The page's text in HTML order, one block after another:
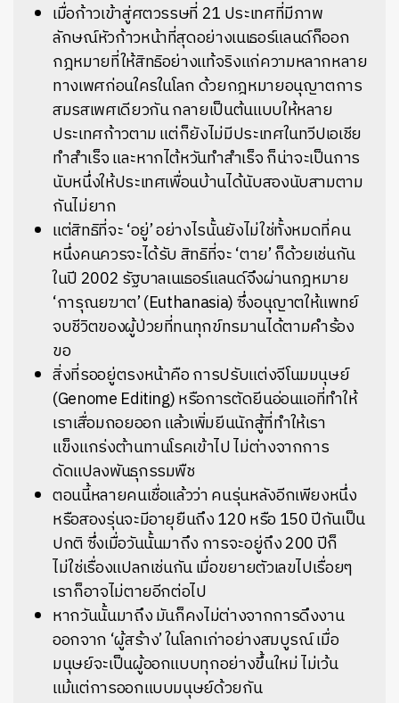
เมื่อก้าวเข้าสู่ศตวรรษที่ 21 ประเทศที่มีภาพ
ลักษณ์หัวก้าวหน้าที่สุดอย่างเนเธอร์แลนด์ก็ออก
กฎหมายที่ให้สิทธิอย่างแท้จริงแก่ความหลากหลาย
ทางเพศก่อนใครในโลก ด้วยกฎหมายอนุญาตการ
สมรสเพศเดียวกัน กลายเป็นต้นแบบให้หลาย
ประเทศก้าวตาม แต่ก็ยังไม่มีประเทศในทวีปเอเชีย
ทำสำเร็จ และหากไต้หวันทำสำเร็จ ก็น่าจะเป็นการ
นับหนึ่งให้ประเทศเพื่อนบ้านได้นับสองนับสามตาม
กันไม่ยาก
แต่สิทธิที่จะ ‘อยู่’ อย่างไรนั้นยังไม่ใช่ทั้งหมดที่คน
หนึ่งคนควรจะได้รับ สิทธิที่จะ ‘ตาย’ ก็ด้วยเช่นกัน
ในปี 2002 รัฐบาลเนเธอร์แลนด์จึงผ่านกฎหมาย
‘การุณยฆาต’ (Euthanasia) ซึ่งอนุญาตให้แพทย์
จบชีวิตของผู้ป่วยที่ทนทุกข์ทรมานได้ตามคำร้อง
ขอ
สิ่งที่รออยู่ตรงหน้าคือ การปรับแต่งจีโนมมนุษย์
(Genome Editing) หรือการตัดยีนอ่อนแอที่ทำให้
เราเสื่อมถอยออก แล้วเพิ่มยีนนักสู้ที่ทำให้เรา
แข็งแกร่งต้านทานโรคเข้าไป ไม่ต่างจากการ
ดัดแปลงพันธุกรรมพืช
ตอนนี้หลายคนเชื่อแล้วว่า คนรุ่นหลังอีกเพียงหนึ่ง
หรือสองรุ่นจะมีอายุยืนถึง 120 หรือ 150 ปีกันเป็น
ปกติ ซึ่งเมื่อวันนั้นมาถึง การจะอยู่ถึง 200 ปีก็
ไม่ใช่เรื่องแปลกเช่นกัน เมื่อขยายตัวเลขไปเรื่อยๆ
เราก็อาจไม่ตายอีกต่อไป
หากวันนั้นมาถึง มันก็คงไม่ต่างจากการดึงงาน
ออกจาก ‘ผู้สร้าง’ ในโลกเก่าอย่างสมบูรณ์ เมื่อ
มนุษย์จะเป็นผู้ออกแบบทุกอย่างขึ้นใหม่ ไม่เว้น
แม้แต่การออกแบบมนุษย์ด้วยกัน